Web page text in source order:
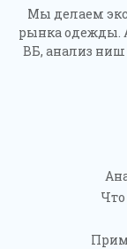
Мы делаем
рынка одежды.
ВБ, анализ ниш